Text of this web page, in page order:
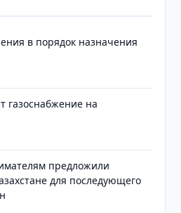
в порядок назначения
газоснабжение на
предложили
для последующего